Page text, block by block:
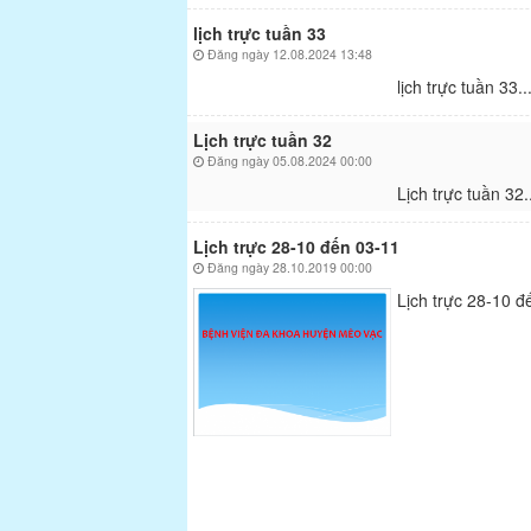
lịch trực tuần 33
Đăng ngày 12.08.2024 13:48
lịch trực tuần
Lịch trực tuần 32
Đăng ngày 05.08.2024 00:00
Lịch trực tuần
Lịch trực 28-10 đến 03-11
Đăng ngày 28.10.2019 00:00
Lịch trực 28-10